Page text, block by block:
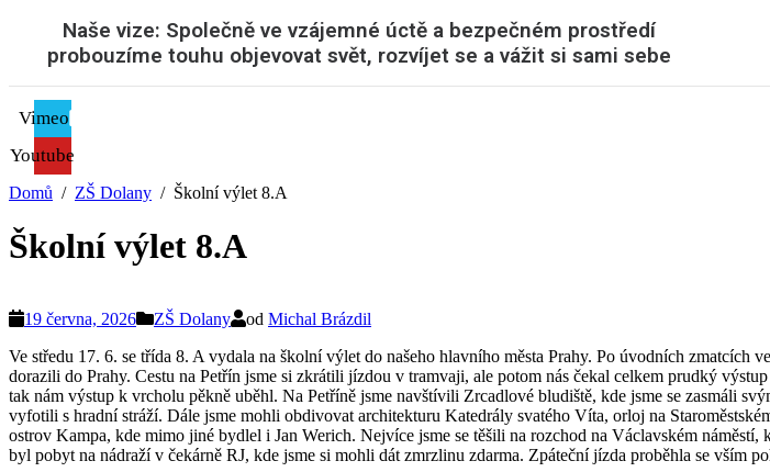
Naše vize: Společně ve vzájemné úctě a bezpečném prostředí
probouzíme touhu objevovat svět, rozvíjet se a vážit si sami sebe
Vimeo
Youtube
Domů ZŠ Dolany Školní výlet 8.A
Školní výlet 8.A
19 června, 2026 ZŠ Dolany od Michal Brázdil
Ve středu 17. 6. se třída 8. A vydala na školní výlet do našeho hlavního města Prahy. Po úvodních zmatcích
dorazili do Prahy. Cestu na Petřín jsme si zkrátili jízdou v tramvaji, ale potom nás čekal celkem prudký
tak nám výstup k vrcholu pěkně uběhl. Na Petříně jsme navštívili Zrcadlové bludiště, kde jsme se zasmáli
vyfotili s hradní stráží. Dále jsme mohli obdivovat architekturu Katedrály svatého Víta, orloj na
ostrov Kampa, kde mimo jiné bydlel i Jan Werich. Nejvíce jsme se těšili na rozchod na Václavském
byl pobyt na nádraží v čekárně RJ, kde jsme si mohli dát zmrzlinu zdarma. Zpáteční jízda proběhla se vším